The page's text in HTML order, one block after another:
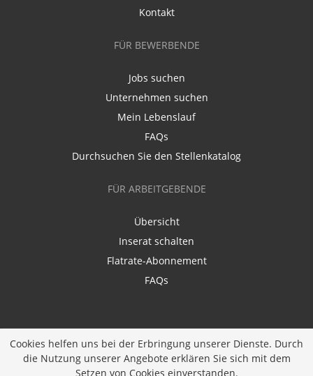
Kontakt
FÜR BEWERBENDE
Jobs suchen
Unternehmen suchen
Mein Lebenslauf
FAQs
Durchsuchen Sie den Stellenkatalog
FÜR ARBEITGEBENDE
Übersicht
Inserat schalten
Flatrate-Abonnement
FAQs
Ein Unternehmen derDiversity Job Group GmbH
Cookies helfen uns bei der Erbringung unserer Dienste. Durch
die Nutzung unserer Angebote erklären Sie sich mit dem
Setzen von Cookies einverstanden.